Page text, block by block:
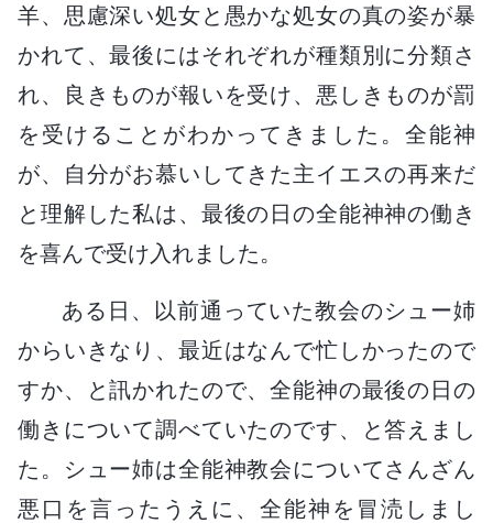
羊、思慮深い処女と愚かな処女の真の姿が暴
かれて、最後にはそれぞれが種類別に分類さ
れ、良きものが報いを受け、悪しきものが罰
を受けることがわかってきました。全能神
が、自分がお慕いしてきた主イエスの再来だ
と理解した私は、最後の日の全能神神の働き
を喜んで受け入れました。
ある日、以前通っていた教会のシュー姉
からいきなり、最近はなんで忙しかったので
すか、と訊かれたので、全能神の最後の日の
働きについて調べていたのです、と答えまし
た。シュー姉は全能神教会についてさんざん
悪口を言ったうえに、全能神を冒涜しまし